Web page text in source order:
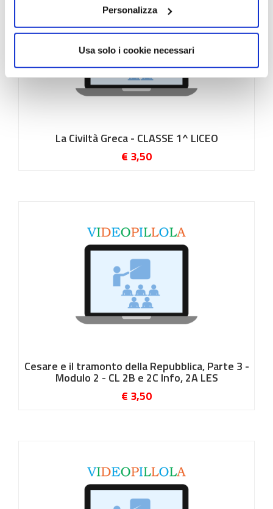
Personalizza
Usa solo i cookie necessari
La Civiltà Greca - CLASSE 1^ LICEO
€ 3,50
Cesare e il tramonto della Repubblica, Parte 3 -
Modulo 2 - CL 2B e 2C Info, 2A LES
€ 3,50